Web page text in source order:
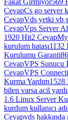
CevapCs go server
CevapVds yetki vb
CevapVps Server
1920 Hit2 Cevap
kurulum hatası1132
Kurulumu Garanti
CevapVPS Sunucu
CevapVPS
Kurma Yardım1528
bilen varsa acil
1.6 Linux Server
kurdum kullanıcı
Cevapvds